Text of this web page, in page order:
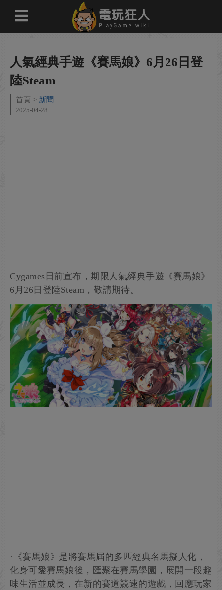
人氣經典手遊《賽馬娘》6月26日登
陸Steam
首頁 新聞
2025-04-28
Cygames日前宣布，期限人氣經典手遊《賽馬娘》
6月26日登陸Steam，敬請期待。
·《賽馬娘》是將賽馬屆的多匹經典名馬擬人化，
化身可愛賽馬娘後，匯聚在賽馬學園，展開一段趣
味生活並成長，在新的賽道競速的遊戲，回應玩家